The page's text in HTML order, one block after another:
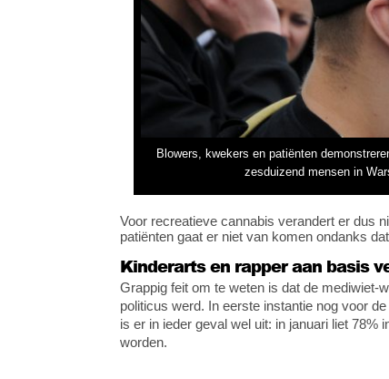
Blowers, kwekers en patiënten
zesduizend mensen in
Voor recreatieve cannabis verandert er dus
patiënten gaat er niet van komen ondanks
Kinderarts en rapper aan basis
Grappig feit om te weten is dat de mediwiet-
politicus werd. In eerste instantie nog voor
is er in ieder geval wel uit: in januari liet 78%
worden.